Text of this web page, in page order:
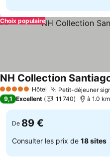
Choix populaire
5 Étoiles Hôtel Petit-déjeuner
NH Collection
9,1 Excellent 11 740 à 1.0
De 89 €
Consulter les prix de 18 sites